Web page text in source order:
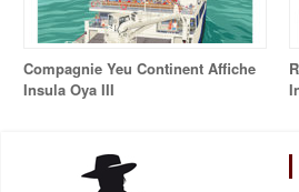
Compagnie Yeu Continent Affiche
Insula Oya III